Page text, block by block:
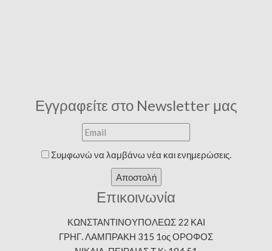
Εγγραφείτε στο Newsletter μας
Συμφωνώ να λαμβάνω νέα και ενημερώσεις.
Αποστολή
Επικοινωνία
ΚΩΝΣΤΑΝΤΙΝΟΥΠΟΛΕΩΣ 22 ΚΑΙ
ΓΡΗΓ. ΛΑΜΠΡΑΚΗ 315 1ος ΟΡΟΦΟΣ